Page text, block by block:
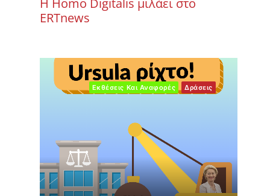
Η Homo Digitalis μιλάει στο
ERTnews
Εκθέσεις Και Αναφορές Δράσεις